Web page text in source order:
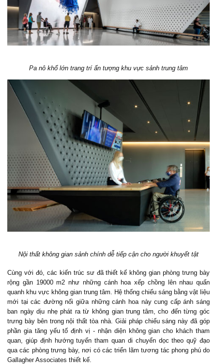
Pa nô khổ lớn trang trí ấn tượng khu vực sảnh trung tâm
Nội thất không gian sảnh chính dễ tiếp cận cho người khuyết tật
Cùng với đó, các kiến trúc sư đã thiết kế không gian phòng trưng bày
rộng gần 19000 m2 như những cánh hoa xếp chồng lên nhau quấn
quanh khu vực không gian trung tâm. Hệ thống chiếu sáng bằng vật liệu
mới tại các đường nối giữa những cánh hoa này cung cấp ánh sáng
ban ngày dịu nhẹ phát ra từ không gian trung tâm, cho đến từng góc
trưng bày bên trong nội thất tòa nhà. Giải pháp chiếu sáng này đã góp
phần gia tăng yếu tố định vị - nhận diện không gian cho khách tham
quan, giúp định hướng tuyến tham quan di chuyển dọc theo quỹ đạo
qua các phòng trưng bày, nơi có các triển lãm tương tác phong phú do
Gallagher Associates thiết kế.